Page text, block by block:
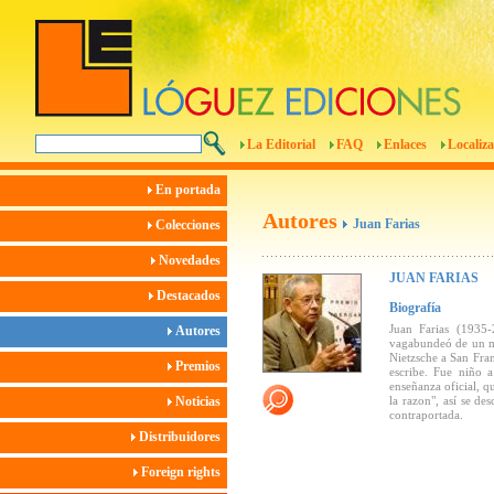
La Editorial FAQ Enlaces
En portada
Colecciones
Novedades
Destacados
Autores
Premios
Noticias
Distribuidores
Foreign rights
Autores Juan Farias
JUAN FARIAS
Biografía
Juan Farias
vagabundeó de un
Nietzsche a San
escribe. Fue niño
enseñanza oficial,
la razon", así se
contraportada.